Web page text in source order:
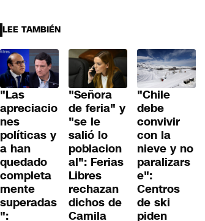
LEE TAMBIÉN
"Las
apreciacio
nes
políticas y
a han
quedado
completa
mente
superadas
":
"Señora
de feria" y
"se le
salió lo
poblacion
al": Ferias
Libres
rechazan
dichos de
Camila
"Chile
debe
convivir
con la
nieve y no
paralizars
e":
Centros
de ski
piden